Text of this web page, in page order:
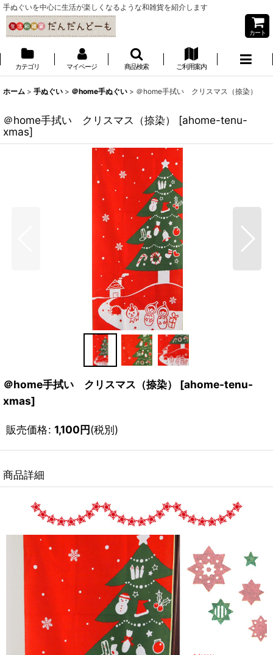
手ぬぐいを中心に生活が楽しくなるような和雑貨を紹介します
カート
カテゴリ マイページ 商品検索 ご利用案内
ホーム > 手ぬぐい > ＠home手ぬぐい > ＠home手拭い クリスマス（捺染）
＠home手拭い クリスマス（捺染） [ahome-tenu-
xmas]
＠home手拭い クリスマス（捺染） [ahome-tenu-
xmas]
販売価格: 1,100円(税別)
商品詳細